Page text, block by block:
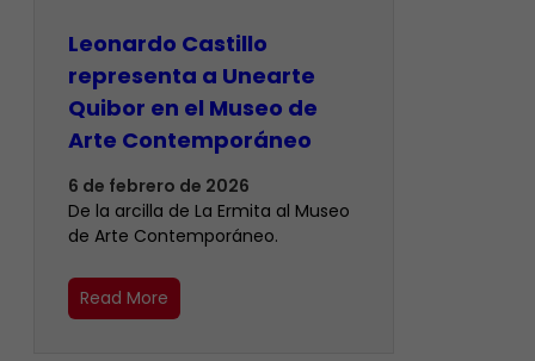
Leonardo Castillo
representa a Unearte
Quibor en el Museo de
Arte Contemporáneo
6 de febrero de 2026
De la arcilla de La Ermita al Museo
de Arte Contemporáneo.
Read More